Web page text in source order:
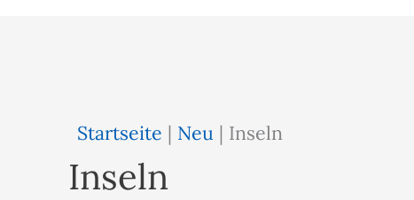
Startseite | Neu | Inseln
Inseln